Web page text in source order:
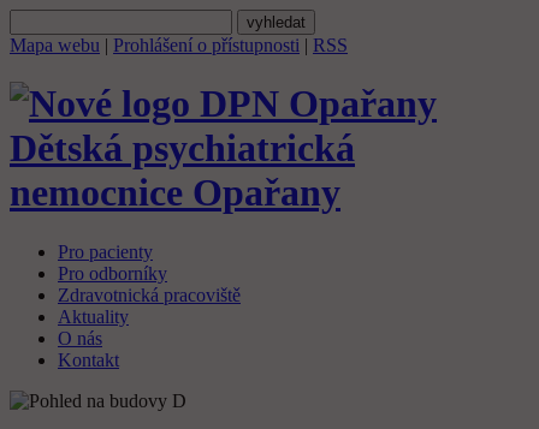
Mapa webu | Prohlášení o přístupnosti | RSS
Dětská psychiatrická
nemocnice Opařany
Pro pacienty
Pro odborníky
Zdravotnická pracoviště
Aktuality
O nás
Kontakt